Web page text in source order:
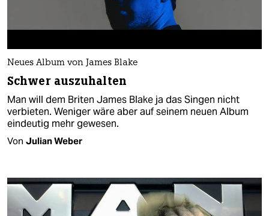
Neues Album von James Blake
Schwer auszuhalten
Man will dem Briten James Blake ja das Singen nicht
verbieten. Weniger wäre aber auf seinem neuen Album
eindeutig mehr gewesen.
Von Julian Weber